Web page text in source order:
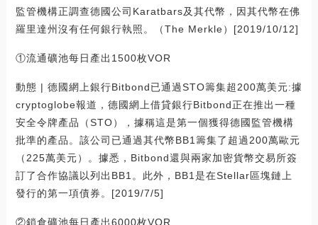
監管機構正調查德國公司Karatbars及其代幣，因其代幣在佛
羅里達州沒有任何銀行執照。（The Merkle）[2019/10/12]
①流通礦池每日產出1500枚VOR
動態 | 德國網上銀行Bitbond已通過STO籌集超200萬美元:據
cryptoglobe報道，德國網上借貸銀行Bitbond正在推出一種
安全令牌產品（STO），據稱這是第一個獲得德國監管機構
批準的產品。該公司已通過其代幣BB1籌集了超過200萬歐元
（225萬美元）。據悉，Bitbond還與兩家加密貨幣交易所簽
訂了合作協議以列出BB1。此外，BB1是在Stellar區塊鏈上
發行的第一項債券。[2019/7/5]
②鎖倉礦池每日產出6000枚VOR